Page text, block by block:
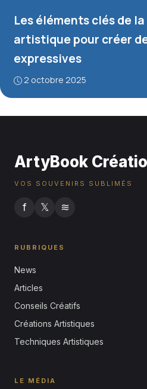
Les éléments clés de
artistique pour créer
expressives
2 octobre 2025
ArtyBook
VOS SOUVENIRS SUBLIMÉS
f 𝕏 ≋
RUBRIQUES
News
Articles
Conseils Créatifs
Créations Artistiques
Techniques Artistiques
LE MÉDIA